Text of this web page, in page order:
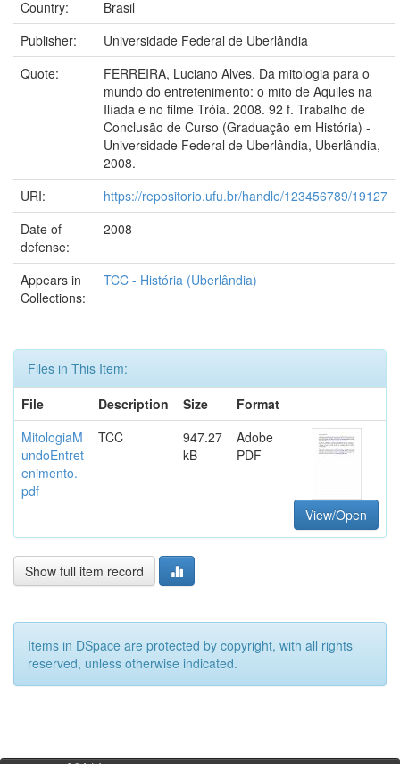
Country:
Brasil
Publisher:
Universidade Federal de Uberlândia
Quote:
FERREIRA, Luciano Alves. Da mitologia para o
mundo do entretenimento: o mito de Aquiles na
Ilíada e no filme Tróia. 2008. 92 f. Trabalho de
Conclusão de Curso (Graduação em História) -
Universidade Federal de Uberlândia, Uberlândia,
2008.
URI:
https://repositorio.ufu.br/handle/123456789/19127
Date of
defense:
2008
Appears in
Collections:
TCC - História (Uberlândia)
Files in This Item:
File
Description Size
Format
MitologiaM
undoEntret
enimento.
pdf
TCC
947.27
kB
Adobe
PDF
View/Open
Show full item record
Items in DSpace are protected by copyright, with all rights
reserved, unless otherwise indicated.